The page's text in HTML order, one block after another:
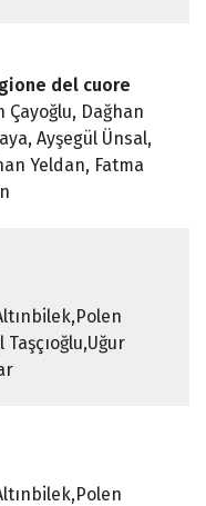
del cuore
Çayoğlu, Dağhan
Ayşegül Ünsal,
Yeldan, Fatma